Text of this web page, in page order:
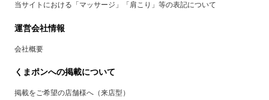
当サイトにおける「マッサージ」「肩こり」等の表記について
運営会社情報
会社概要
くまポンへの掲載について
掲載をご希望の店舗様へ（来店型）